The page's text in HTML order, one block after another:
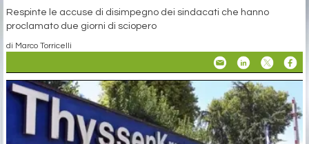
Respinte le accuse di disimpegno dei sindacati che hanno
proclamato due giorni di sciopero
di Marco Torricelli